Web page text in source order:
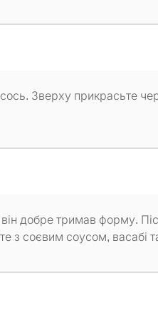
Зверху прикрасьте
добре тримав форму.
з соєвим соусом, васабі